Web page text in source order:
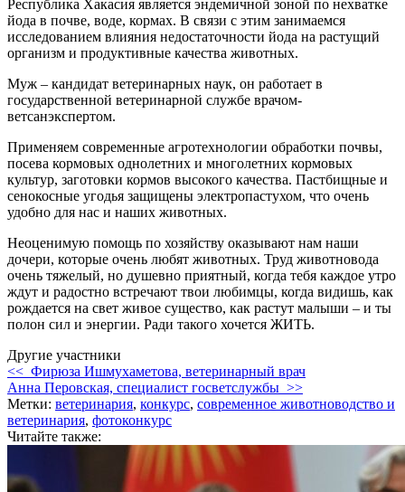
Республика Хакасия является эндемичной зоной по нехватке
йода в почве, воде, кормах. В связи с этим занимаемся
исследованием влияния недостаточности йода на растущий
организм и продуктивные качества животных.
Муж – кандидат ветеринарных наук, он работает в
государственной ветеринарной службе врачом-
ветсанэкспертом.
Применяем современные агротехнологии обработки почвы,
посева кормовых однолетних и многолетних кормовых
культур, заготовки кормов высокого качества. Пастбищные и
сенокосные угодья защищены электропастухом, что очень
удобно для нас и наших животных.
Неоценимую помощь по хозяйству оказывают нам наши
дочери, которые очень любят животных. Труд животновода
очень тяжелый, но душевно приятный, когда тебя каждое утро
ждут и радостно встречают твои любимцы, когда видишь, как
рождается на свет живое существо, как растут малыши – и ты
полон сил и энергии. Ради такого хочется ЖИТЬ.
Другие участники
<< Фирюза Ишмухаметова, ветеринарный врач
Анна Перовская, специалист госветслужбы >>
Метки: ветеринария, конкурс, современное животноводство и
ветеринария, фотоконкурс
Читайте также: